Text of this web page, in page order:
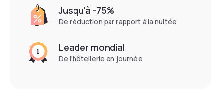
Jusqu'à -75%
De réduction par rapport à la nuitée
Leader mondial
De l'hôtellerie en journée